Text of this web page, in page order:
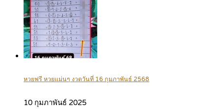
หวยฟรี หวยแม่นๆ งวดวันที่ 16 กุมภาพันธ์ 2568
10 กุมภาพันธ์ 2025